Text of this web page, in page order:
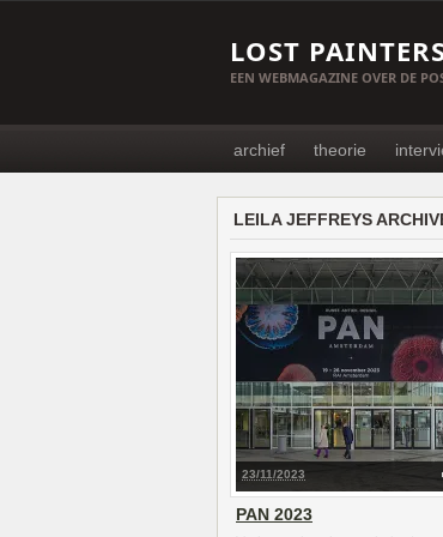
LOST
EEN WEBMAGAZINE OVER DE
archief theorie
LEILA JEFFREYS
23/11/2023
PAN 2023